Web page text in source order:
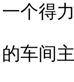
一个得
的车间